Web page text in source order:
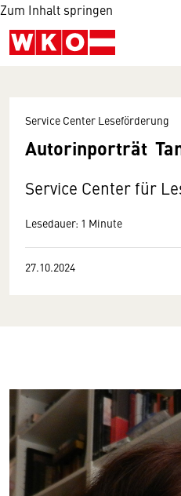
Zum Inhalt springen
Service Center Leseförderung
Autorinporträt
Service Center für
Lesedauer: 1 Minute
27.10.2024